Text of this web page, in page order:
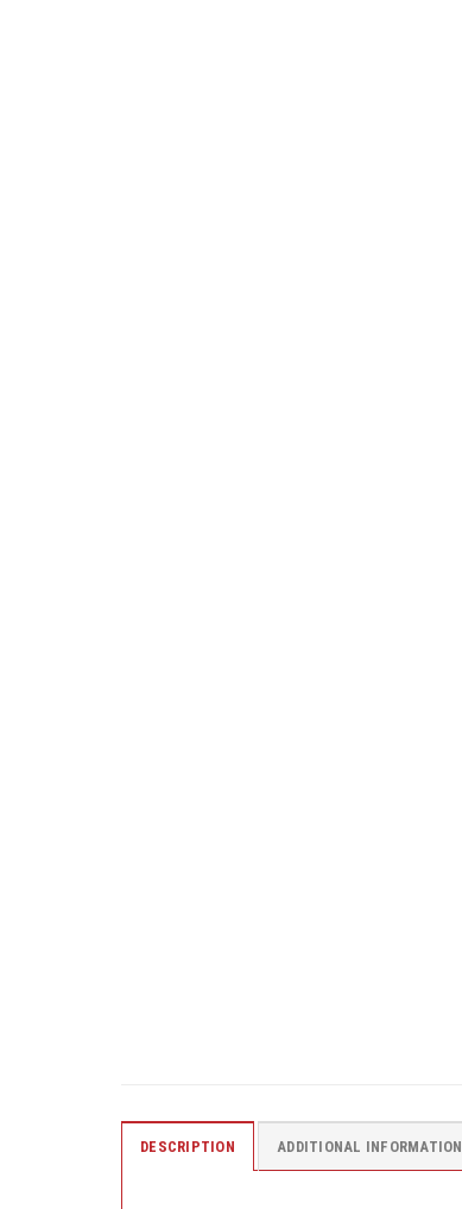
DESCRIPTION ADDITIONAL INFORMATION